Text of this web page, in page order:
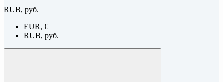
RUB, руб.
EUR, €
RUB, руб.